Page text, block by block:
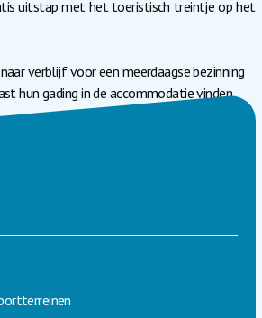
uitstap met het toeristisch treintje op het
verblijf voor een meerdaagse bezinning
hun gading in de accommodatie vinden.